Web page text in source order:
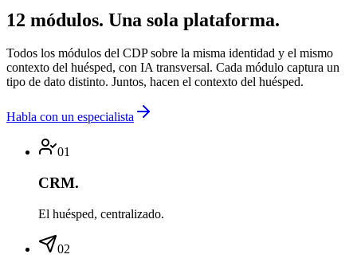
12 módulos. Una sola plataforma.
Todos los módulos del CDP sobre la misma identidad y el mismo
contexto del huésped, con IA transversal. Cada módulo captura un
tipo de dato distinto. Juntos, hacen el contexto del huésped.
Habla con un especialista
01
CRM.
El huésped, centralizado.
02